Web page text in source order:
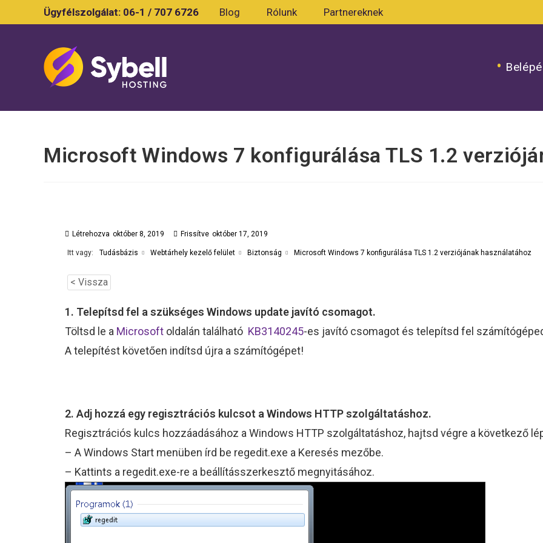
Ügyfélszolgálat: 06-1 / 707 6726 Blog Rólunk Partnereknek
Microsoft Windows 7 konfigurálása TLS 1.2
Létrehozva október 8, 2019 Frissítve október 17, 2019
Itt vagy: Tudásbázis Webtárhely kezelő felület Biztonság Microsoft Windows 7 konfigurálása TLS 1.2 verziójának használatához
< Vissza
1. Telepítsd fel a szükséges Windows update javító csomagot.
Töltsd le a Microsoft oldalán található KB3140245-es javító csomagot és telepítsd fel
A telepítést követően indítsd újra a számítógépet!
2. Adj hozzá egy regisztrációs kulcsot a Windows HTTP szolgáltatáshoz.
Regisztrációs kulcs hozzáadásához a Windows HTTP szolgáltatáshoz, hajtsd végre a következő
– A Windows Start menüben írd be regedit.exe a Keresés mezőbe.
– Kattints a regedit.exe-re a beállításszerkesztő megnyitásához.